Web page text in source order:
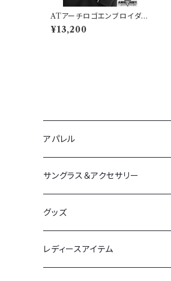
ATアーチロゴエンブロイダリ
ー ダンボールニットパーカー
¥13,200
アパレル
アウター
春夏
秋冬
ボトムス
春夏
トップス
サングラス＆アクセサリー
サングラス
ペンダント＆リング
グッズ
Tシャツ＆シャツ
レディースアイテム